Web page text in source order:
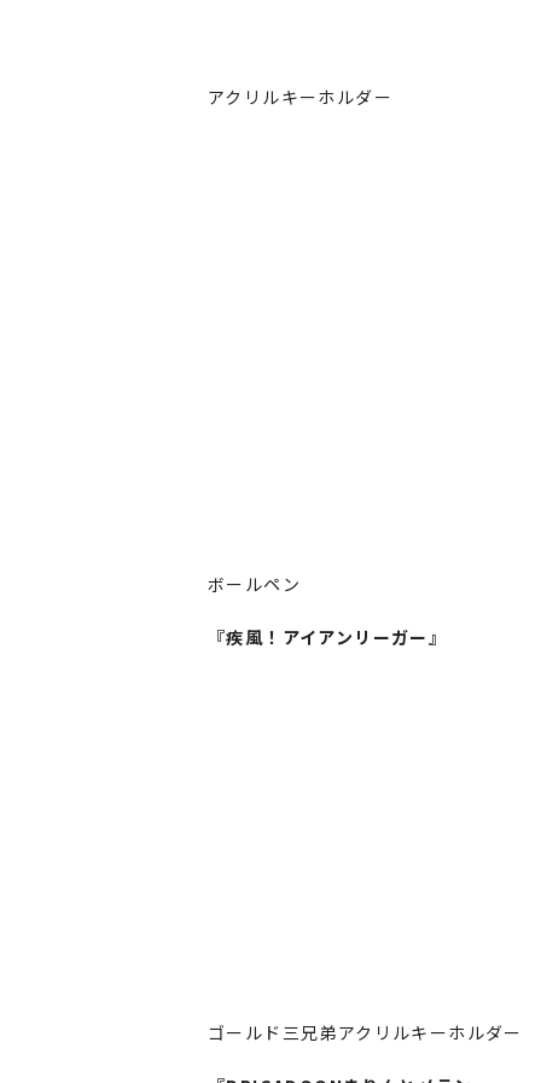
アクリルキーホルダー
ボールペン
『疾風！アイアンリーガー』
ゴールド三兄弟アクリルキーホルダー